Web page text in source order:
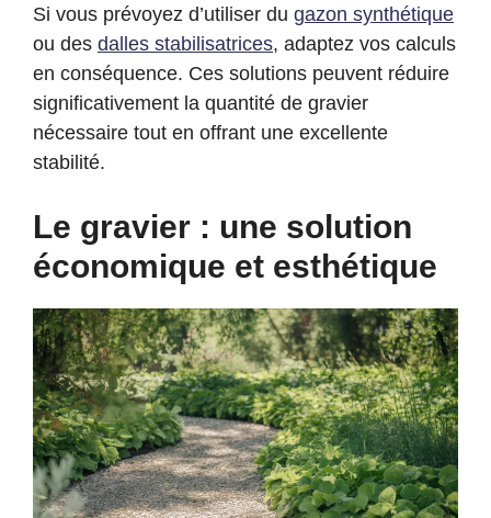
Si vous prévoyez d’utiliser du gazon synthétique
ou des dalles stabilisatrices, adaptez vos calculs
en conséquence. Ces solutions peuvent réduire
significativement la quantité de gravier
nécessaire tout en offrant une excellente
stabilité.
Le gravier : une solution
économique et esthétique